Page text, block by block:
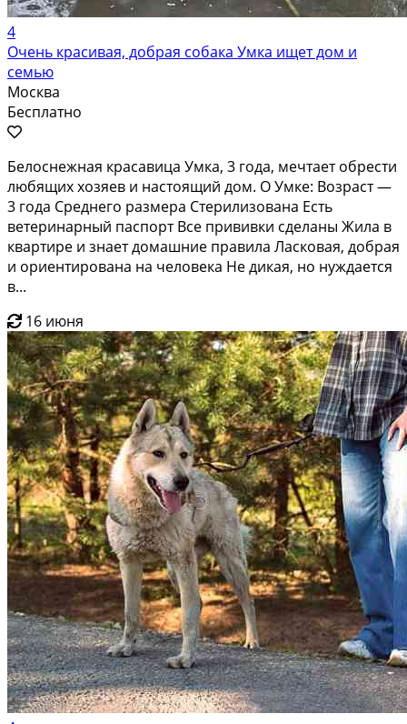
4
Очень красивая, добрая собака Умка ищет дом и
семью
Москва
Бесплатно
Белоснежная красавица Умка, 3 года, мечтает обрести
любящих хозяев и настоящий дом. О Умке: Возраст —
3 года Среднего размера Стерилизована Есть
ветеринарный паспорт Все прививки сделаны Жила в
квартире и знает домашние правила Ласковая, добрая
и ориентирована на человека Не дикая, но нуждается
в...
16 июня